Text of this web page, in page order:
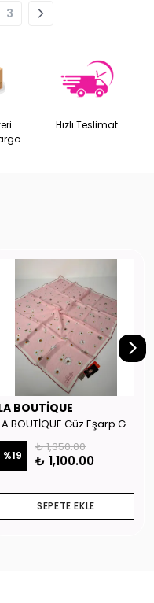
3
Hızlı Teslimat
BOUTİQUE
LA BOUTİQUE Güz Eşarp GYSE130804
%19
₺ 1,350.00
₺ 1,100.00
SEPETE EKLE